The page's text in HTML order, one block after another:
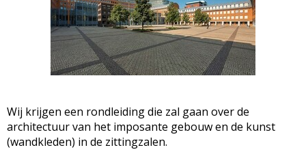
Wij krijgen een rondleiding die zal gaan over de
architectuur van het imposante gebouw en de kunst
(wandkleden) in de zittingzalen.